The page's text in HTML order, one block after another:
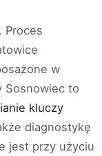
Proces
w
Sosnowiec to
kluczy
diagnostykę
jest przy użyciu